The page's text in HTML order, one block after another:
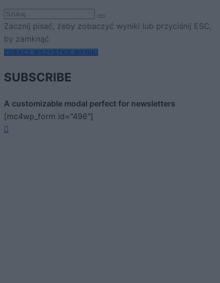
Zacznij pisać, żeby zobaczyć wyniki lub przyciśnij ESC,
by zamknąć
ZOBACZ WSZYSTKIE WYNIKI
SUBSCRIBE
A customizable modal perfect for newsletters
[mc4wp_form id="496"]